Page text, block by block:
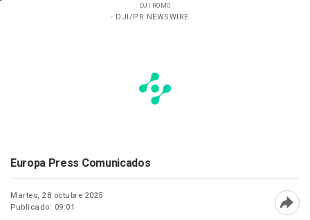
DJI ROMO
- DJI/PR NEWSWIRE
Europa Press Comunicados
Martes, 28 octubre 2025
Publicado: 09:01